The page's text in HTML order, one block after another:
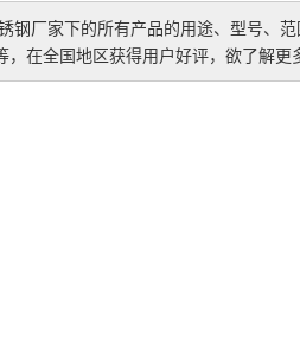
钢厂家下的所有产品的用途、型号、
在全国地区获得用户好评，欲了解更